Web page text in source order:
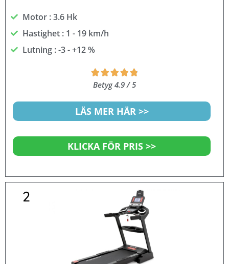
Motor : 3.6 Hk
Hastighet : 1 - 19 km/h
Lutning : -3 - +12 %

5
Betyg 4.9 / 5
LÄS MER HÄR >>
KLICKA FÖR PRIS >>
2